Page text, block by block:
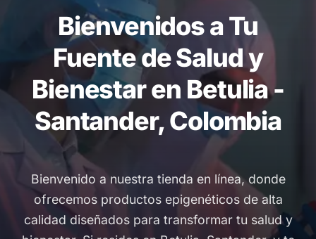
Bienvenidos a Tu
Fuente de Salud y
Bienestar en Betulia -
Santander, Colombia
Bienvenido a nuestra tienda en línea, donde
ofrecemos productos epigenéticos de alta
calidad diseñados para transformar tu salud y